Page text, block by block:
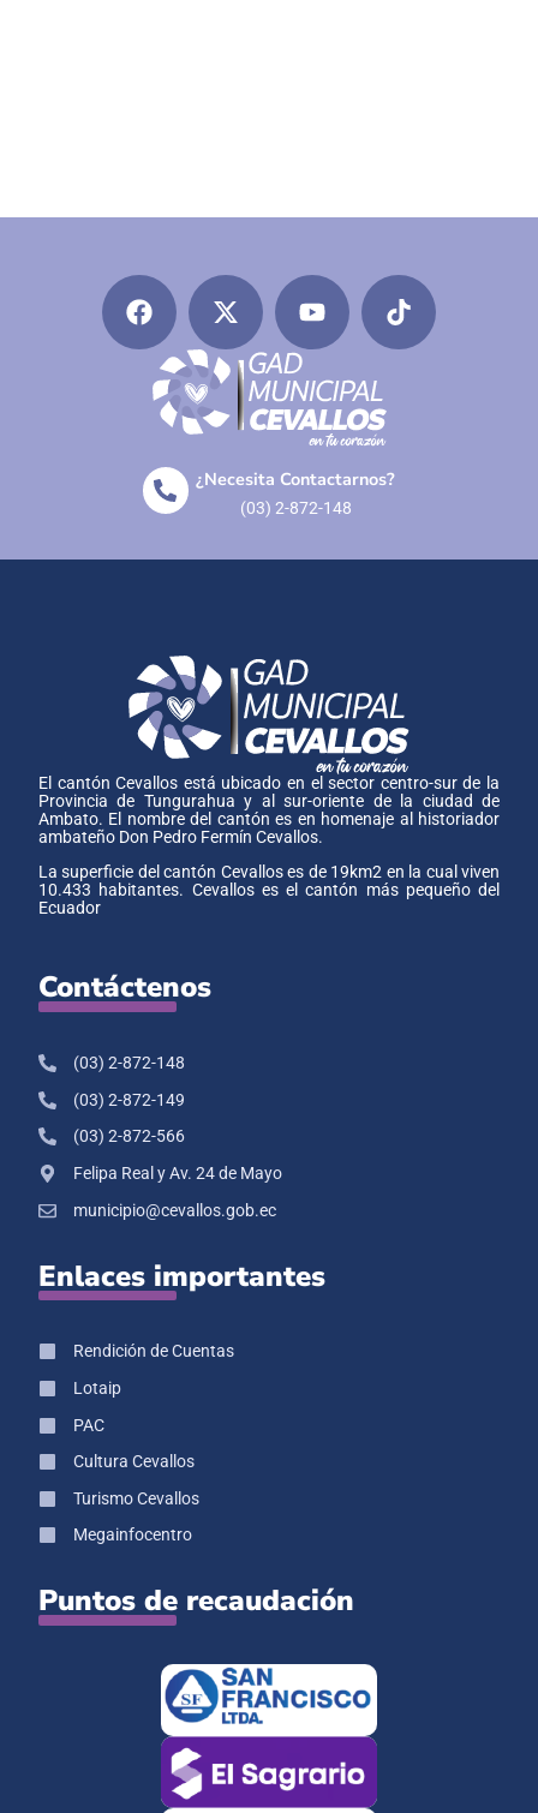
¿Necesita Contactarnos?
(03) 2-872-148
El cantón Cevallos está ubicado en el sector centro-sur de la
Provincia de Tungurahua y al sur-oriente de la ciudad de
Ambato. El nombre del cantón es en homenaje al historiador
ambateño Don Pedro Fermín Cevallos.
La superficie del cantón Cevallos es de 19km2 en la cual viven
10.433 habitantes. Cevallos es el cantón más pequeño del
Ecuador
Contáctenos
(03) 2-872-148
(03) 2-872-149
(03) 2-872-566
Felipa Real y Av. 24 de Mayo
municipio@cevallos.gob.ec
Enlaces importantes
Rendición de Cuentas
Lotaip
PAC
Cultura Cevallos
Turismo Cevallos
Megainfocentro
Puntos de recaudación